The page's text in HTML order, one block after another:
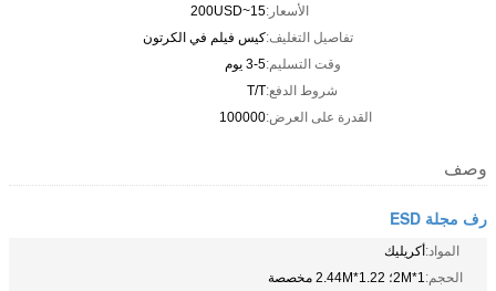
الأسعار:15~200USD
تفاصيل التغليف:كيس فيلم في الكرتون
وقت التسليم:3-5 يوم
شروط الدفع:T/T
القدرة على العرض:100000
وصف
رف مجلة ESD
المواد:أكريليك
الحجم:1*2M؛ 1.22*2.44M مخصصة